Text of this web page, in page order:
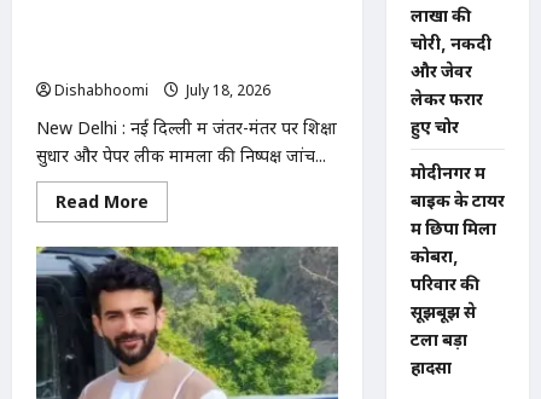
शिवाच
दी
विकास
की
सौगात
Dishabhoomi
July 18, 2026
New Delhi : नई दिल्ली में जंतर-मंतर पर शिक्षा
सुधार और पेपर लीक मामलों की निष्पक्ष जांच...
Read More
more
New
Delhi
:
जंतर-
मंतर
से
अस्पताल
ले
जाए
लाखों की
चोरी, नकदी
और जेवर
लेकर फरार
हुए चोर
मोदीनगर में
बाइक के टायर
में छिपा मिला
कोबरा,
परिवार की
सूझबूझ से
टला बड़ा
हादसा